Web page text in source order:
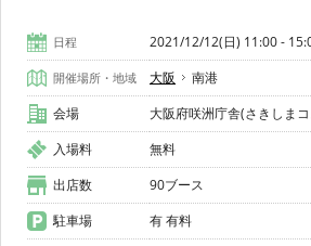
日程 2021/12/12(日) 11:00 -
開催場所・地域 大阪
南港
会場
大阪府咲洲庁舎(さきしま
入場料
無料
出店数
90ブース
駐車場
有 有料